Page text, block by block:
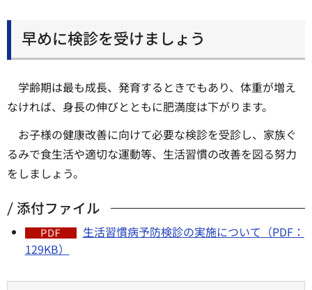
早めに検診を受けましょう
学齢期は最も成長、発育するときでもあり、体重が増え
なければ、身長の伸びとともに肥満度は下がります。
お子様の健康改善に向けて必要な検診を受診し、家族ぐ
るみで食生活や適切な運動等、生活習慣の改善を図る努力
をしましょう。
添付ファイル
生活習慣病予防検診の実施について（PDF：
129KB）